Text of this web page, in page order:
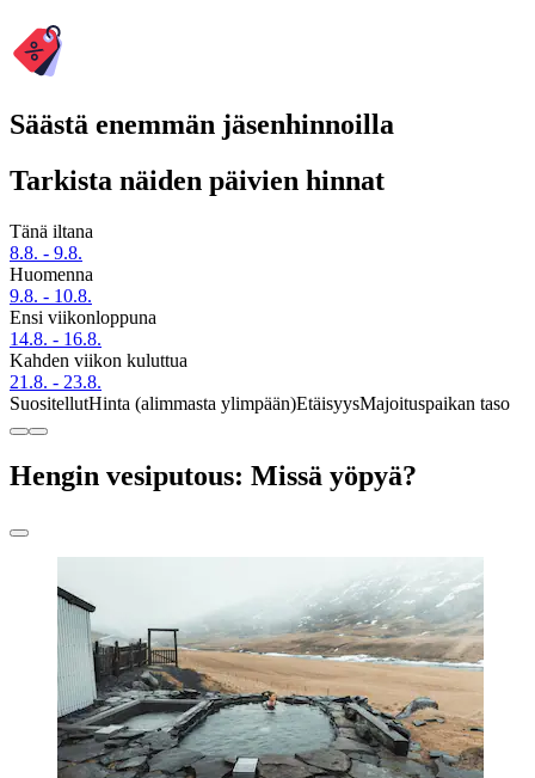
Säästä enemmän jäsenhinnoilla
Tarkista näiden päivien hinnat
Tänä iltana
8.8. - 9.8.
Huomenna
9.8. - 10.8.
Ensi viikonloppuna
14.8. - 16.8.
Kahden viikon kuluttua
21.8. - 23.8.
SuositellutHinta (alimmasta ylimpään)EtäisyysMajoituspaikan taso
Hengin vesiputous: Missä yöpyä?